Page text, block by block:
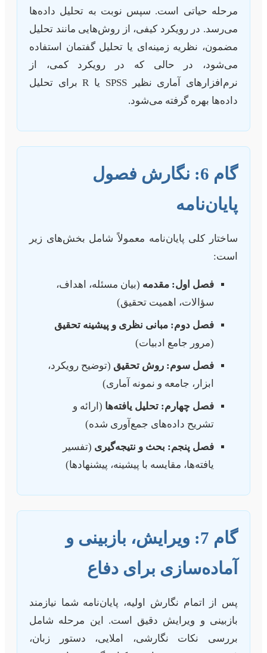
مرحله حیاتی است. سپس نوبت به تحلیل داده‌ها
می‌رسد. در رویکرد کیفی، از روش‌هایی مانند تحلیل
مضمون، نظریه زمینه‌ای یا تحلیل گفتمان استفاده
می‌شود، در حالی که در رویکرد کمی، از
نرم‌افزارهای آماری نظیر SPSS یا R برای تحلیل
داده‌ها بهره گرفته می‌شود.
گام 6: نگارش فصول
پایان‌نامه
ساختار کلی پایان‌نامه معمولاً شامل بخش‌های زیر
است:
فصل اول: مقدمه (بیان مسئله، اهداف،
سؤالات، اهمیت تحقیق)
فصل دوم: مبانی نظری و پیشینه تحقیق
(مرور جامع ادبیات)
فصل سوم: روش تحقیق (توضیح رویکرد،
ابزار، جامعه و نمونه آماری)
فصل چهارم: تحلیل یافته‌ها (ارائه و
تشریح داده‌های جمع‌آوری شده)
فصل پنجم: بحث و نتیجه‌گیری (تفسیر
یافته‌ها، مقایسه با پیشینه، پیشنهادها)
گام 7: ویرایش، بازبینی و
آماده‌سازی برای دفاع
پس از اتمام نگارش اولیه، پایان‌نامه شما نیازمند
بازبینی و ویرایش دقیق است. این مرحله شامل
بررسی نکات نگارشی، املایی، دستور زبان،